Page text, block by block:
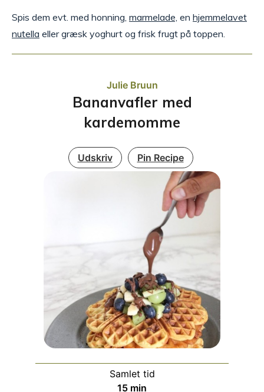
Spis dem evt. med honning, marmelade, en hjemmelavet
nutella eller græsk yoghurt og frisk frugt på toppen.
Julie Bruun
Bananvafler med
kardemomme
Udskriv Pin Recipe
Samlet tid
15minutter
min